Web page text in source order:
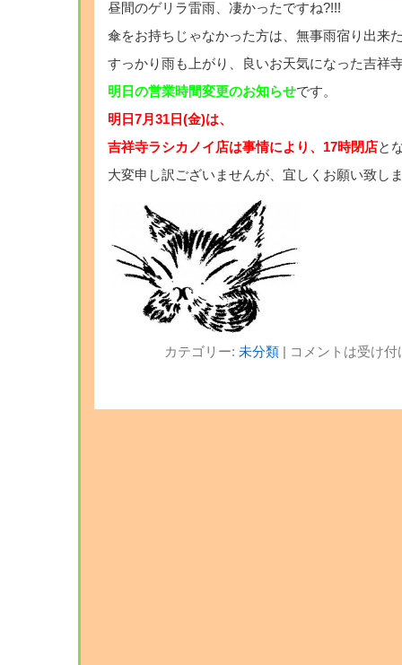
昼間のゲリラ雷雨、凄かったですね?!!!
傘をお持ちじゃなかった方は、無事雨宿り出来
すっかり雨も上がり、良いお天気になった吉祥
明日の営業時間変更のお知らせです。
明日7月31日(金)は、
吉祥寺ラシカノイ店は事情により、17時閉店と
大変申し訳ございませんが、宜しくお願い致し
カテゴリー: 未分類| コメントは受け